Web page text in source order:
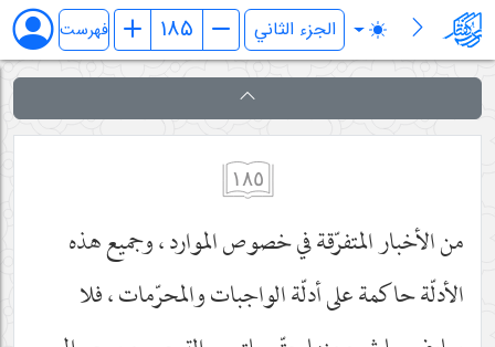
بدایة المعارف الالهیة فهرست
١٨٥
من الأخبار المتفرّقة في خصوص الموارد ، وجميع هذه
الأدلّة حاكمة على أدلّة الواجبات والمحرّمات ، فلا